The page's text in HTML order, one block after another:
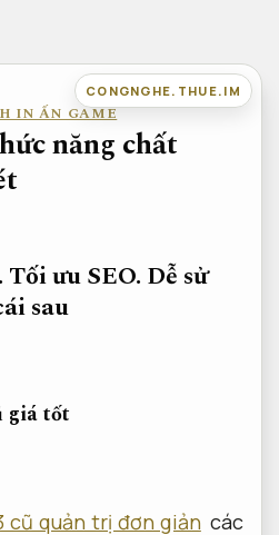
CONGNGHE.THUE.IM
IN ẤN GAME
năng chất
Tối ưu SEO. Dễ sử
sau
giá tốt
cũ quản trị đơn giản các